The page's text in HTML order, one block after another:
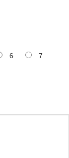
6 7